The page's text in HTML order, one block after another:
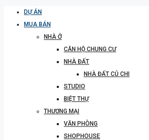
DỰ ÁN
MUA BÁN
NHÀ Ở
CĂN HỘ CHUNG CƯ
NHÀ ĐẤT
NHÀ ĐẤT CỦ CHI
STUDIO
BIỆT THỰ
THƯƠNG MẠI
VĂN PHÒNG
SHOPHOUSE